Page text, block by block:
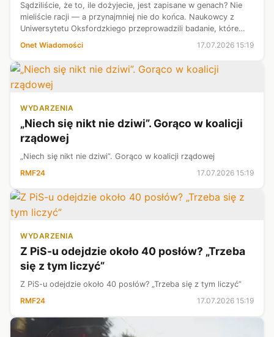
Sądziliście, że to, ile dożyjecie, jest zapisane w genach? Nie
mieliście racji — a przynajmniej nie do końca. Naukowcy z
Uniwersytetu Oksfordzkiego przeprowadzili badanie, które
wykazało jednoznacznie: na wiek biologiczny można wpłynąć i
cofnąć go o ...
Onet Wiadomości 17.07.2026 15:19
WYDARZENIA
„Niech się nikt nie dziwi”. Gorąco w koalicji
rządowej
„Niech się nikt nie dziwi”. Gorąco w koalicji rządowej
RMF24
17.07.2026 15:19
WYDARZENIA
Z PiS-u odejdzie około 40 posłów? „Trzeba
się z tym liczyć”
Z PiS-u odejdzie około 40 posłów? „Trzeba się z tym liczyć”
RMF24
17.07.2026 15:19